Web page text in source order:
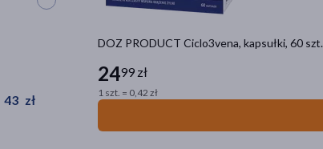
DOZ PRODUCT Ciclo3vena, kapsułki, 60 szt.
2499 zł
1 szt. = 0,42 zł
zł